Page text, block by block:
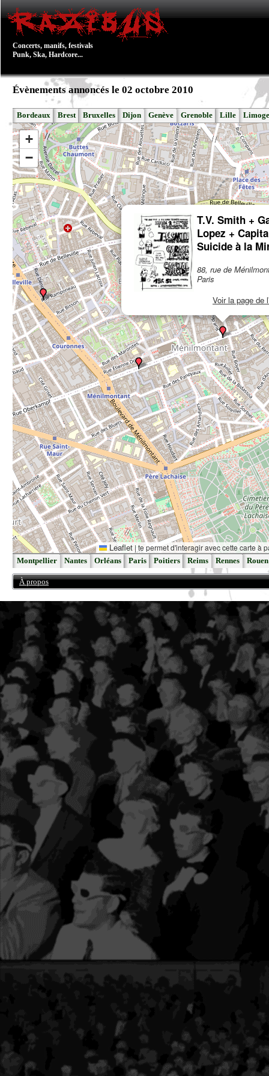
Concerts, manifs, festivals
Punk, Ska, Hardcore...
Évènements annoncés le 02 octobre 2010
Bordeaux Brest Bruxelles Dijon Genève Grenoble Lille
T.V. Smith +
Lopez +
Suicide à la
88, rue de
Paris
Voir la page de
+
−
Leaflet | te permet d'interagir avec cette carte à
Montpellier Nantes Orléans Paris Poitiers Reims Rennes Rouen
À propos